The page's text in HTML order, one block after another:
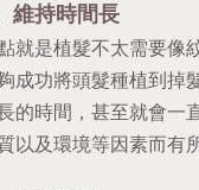
維持時間長
就是植髮不太需要像
成功將頭髮種植到掉
的時間，甚至就會一
以及環境等因素而有